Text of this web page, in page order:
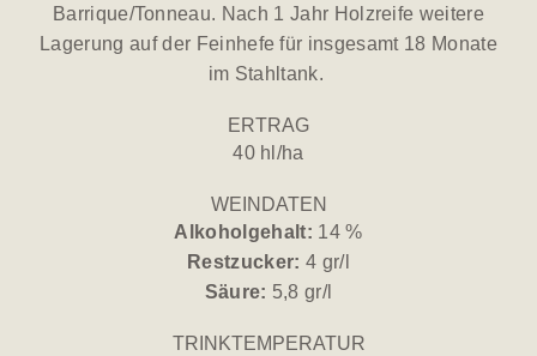
Barrique/Tonneau. Nach 1 Jahr Holzreife weitere
Lagerung auf der Feinhefe für insgesamt 18 Monate
im Stahltank.
ERTRAG
40 hl/ha
WEINDATEN
Alkoholgehalt: 14 %
Restzucker: 4 gr/l
Säure: 5,8 gr/l
TRINKTEMPERATUR